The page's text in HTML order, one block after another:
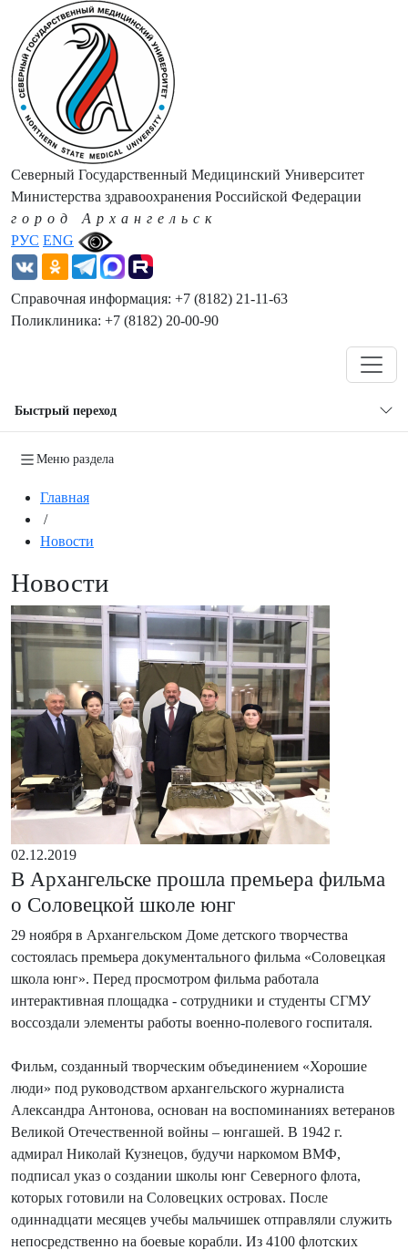
РУС ENG
Северный Государственный Медицинский Университет
Министерства здравоохранения Российской Федерации
город Архангельск
Справочная информация: +7 (8182) 21-11-63
Поликлиника: +7 (8182) 20-00-90
Быстрый переход
Меню раздела
Главная
/
Новости
Новости
02.12.2019
В Архангельске прошла премьера фильма
о Соловецкой школе юнг
29 ноября в Архангельском Доме детского творчества
состоялась премьера документального фильма «Соловецкая
школа юнг». Перед просмотром фильма работала
интерактивная площадка - сотрудники и студенты СГМУ
воссоздали элементы работы военно-полевого госпиталя.
Фильм, созданный творческим объединением «Хорошие
люди» под руководством архангельского журналиста
Александра Антонова, основан на воспоминаниях ветеранов
Великой Отечественной войны – юнгашей. В 1942 г.
адмирал Николай Кузнецов, будучи наркомом ВМФ,
подписал указ о создании школы юнг Северного флота,
которых готовили на Соловецких островах. После
одиннадцати месяцев учебы мальчишек отправляли служить
непосредственно на боевые корабли. Из 4100 флотских